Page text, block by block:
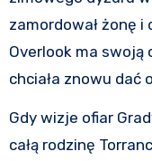
zamordował żonę i
Overlook ma swoją
chciała znowu dać
Gdy wizje ofiar
całą rodzinę